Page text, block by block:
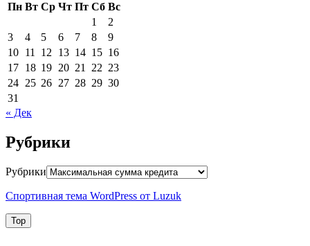
Пн Вт Ср Чт Пт Сб Вс
1
2
3
4 5 6 7 8
9
10 11 12 13 14 15 16
17 18 19 20 21 22 23
24 25 26 27 28 29 30
31
« Дек
Рубрики
Рубрики
Спортивная тема WordPress от Luzuk
Top